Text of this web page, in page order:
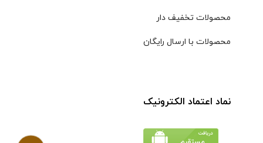
محصولات تخفیف دار
محصولات با ارسال رایگان
نماد اعتماد الکترونیک